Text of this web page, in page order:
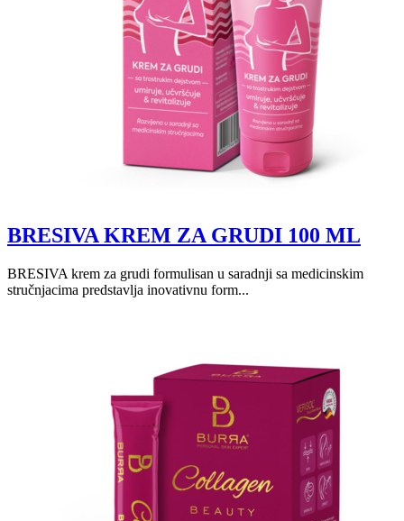
BRESIVA KREM ZA GRUDI 100 ML
BRESIVA krem za grudi formulisan u saradnji sa medicinskim
stručnjacima predstavlja inovativnu form...